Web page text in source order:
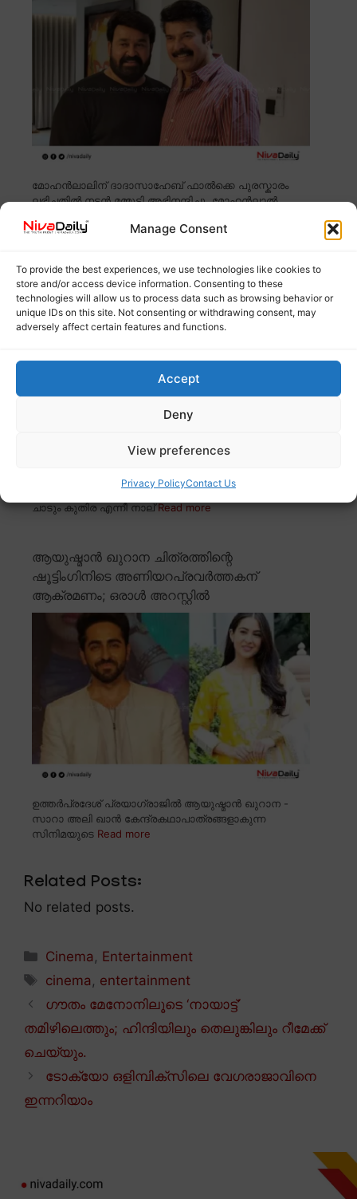
Manage Consent
To provide the best experiences, we use technologies like cookies to
store and/or access device information. Consenting to these
technologies will allow us to process data such as browsing behavior or
unique IDs on this site. Not consenting or withdrawing consent, may
adversely affect certain features and functions.
Accept
Deny
View preferences
Privacy PolicyContact Us
മോഹൻലാലിന് ദാദാസാഹേബ് ഫാൽക്കെ പുരസ്കാരം
ലഭിച്ചതിൽ നടൻ മമ്മൂട്ടി അഭിനന്ദിച്ചു. മോഹൻലാൽ
സുമതി വളവും സർക്കീട്ടും ഉൾപ്പെടെ 4
മലയാള സിനിമകൾ ഒടിടിയിലേക്ക്
സുമതി വളവ്, സർക്കീട്ട്, ഹൃദയപൂർവ്വം, ഓടും കുതിര
ചാടും കുതിര എന്നീ നാല്Read more
ആയുഷ്മാൻ ഖുറാന ചിത്രത്തിന്റെ
ഷൂട്ടിംഗിനിടെ അണിയറപ്രവർത്തകന്
ആക്രമണം; ഒരാൾ അറസ്റ്റിൽ
ഉത്തർപ്രദേശ് പ്രയാഗ്രാജിൽ ആയുഷ്മാൻ ഖുറാന -
സാറാ അലി ഖാൻ കേന്ദ്രകഥാപാത്രങ്ങളാകുന്ന
സിനിമയുടെ Read more
Related Posts:
No related posts.
Categories
Cinema , Entertainment
Tags
cinema , entertainment
ഗൗതം മേനോനിലൂടെ ‘നായാട്ട്’
തമിഴിലെത്തും; ഹിന്ദിയിലും തെലുങ്കിലും റീമേക്ക്
ചെയ്യും.
ടോക്യോ ഒളിമ്പിക്സിലെ വേഗരാജാവിനെ
ഇന്നറിയാം